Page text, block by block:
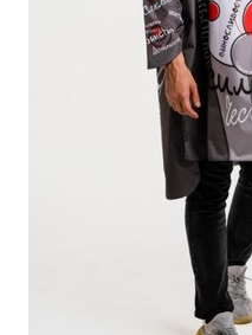
ПОДРОБНЕЕ